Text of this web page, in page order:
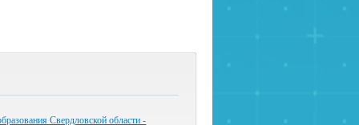
Свердловской области -